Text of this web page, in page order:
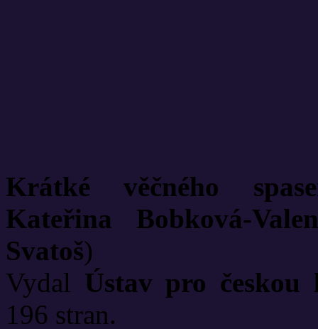
Krátké věčného
Kateřina Bobková-
Svatoš)
Vydal Ústav pro
196 stran.